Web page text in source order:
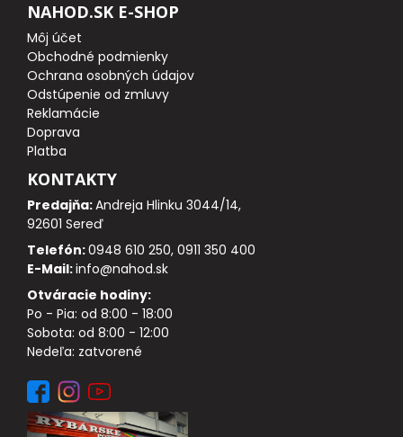
NAHOD.SK E-SHOP
Môj účet
Obchodné podmienky
Ochrana osobných údajov
Odstúpenie od zmluvy
Reklamácie
Doprava
Platba
KONTAKTY
Predajňa:Andreja Hlinku 3044/14,
92601 Sereď
Telefón:0948 610 250, 0911 350 400
E-Mail:info@nahod.sk
Otváracie hodiny:
Po - Pia: od 8:00 - 18:00
Sobota: od 8:00 - 12:00
Nedeľa: zatvorené
STOLÍKY DO BIVAKU
PRÍPRAVA JEDLA, NÁDOBY, OHREVY, CHLADNIČKY
ODPUDZOVAČE HMYZU
VOZÍKY
TAŠKY, BATOHY A PUZDRA
RYBÁRSKE DOPLNKY
HYGIENA